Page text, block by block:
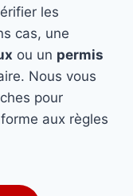
les
cas, une
ou un permis
Nous vous
pour
aux règles